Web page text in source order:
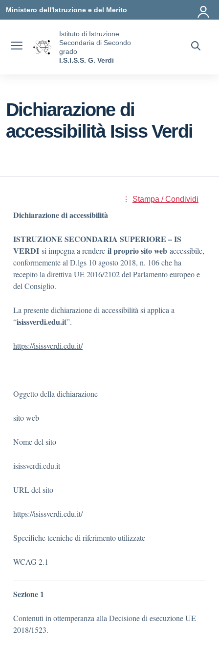
Ministero dell'Istruzione e del Merito
Istituto di Istruzione
Secondaria di Secondo
grado
I.S.I.S.S. G. Verdi
Dichiarazione di
accessibilità Isiss Verdi
Stampa / Condividi
Dichiarazione di accessibilità
ISTRUZIONE SECONDARIA SUPERIORE – IS
VERDI si impegna a rendere il proprio sito web accessibile,
conformemente al D.lgs 10 agosto 2018, n. 106 che ha
recepito la direttiva UE 2016/2102 del Parlamento europeo e
del Consiglio.
La presente dichiarazione di accessibilità si applica a
“isissverdi.edu.it”.
https://isissverdi.edu.it/
Oggetto della dichiarazione
sito web
Nome del sito
isissverdi.edu.it
URL del sito
https://isissverdi.edu.it/
Specifiche tecniche di riferimento utilizzate
WCAG 2.1
Sezione 1
Contenuti in ottemperanza alla Decisione di esecuzione UE
2018/1523.